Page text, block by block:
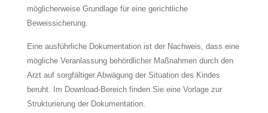
möglicherweise Grundlage für eine gerichtliche
Beweissicherung.
Eine ausführliche Dokumentation ist der Nachweis, dass eine
mögliche Veranlassung behördlicher Maßnahmen durch den
Arzt auf sorgfältiger Abwägung der Situation des Kindes
beruht. Im Download-Bereich finden Sie eine Vorlage zur
Strukturierung der Dokumentation.